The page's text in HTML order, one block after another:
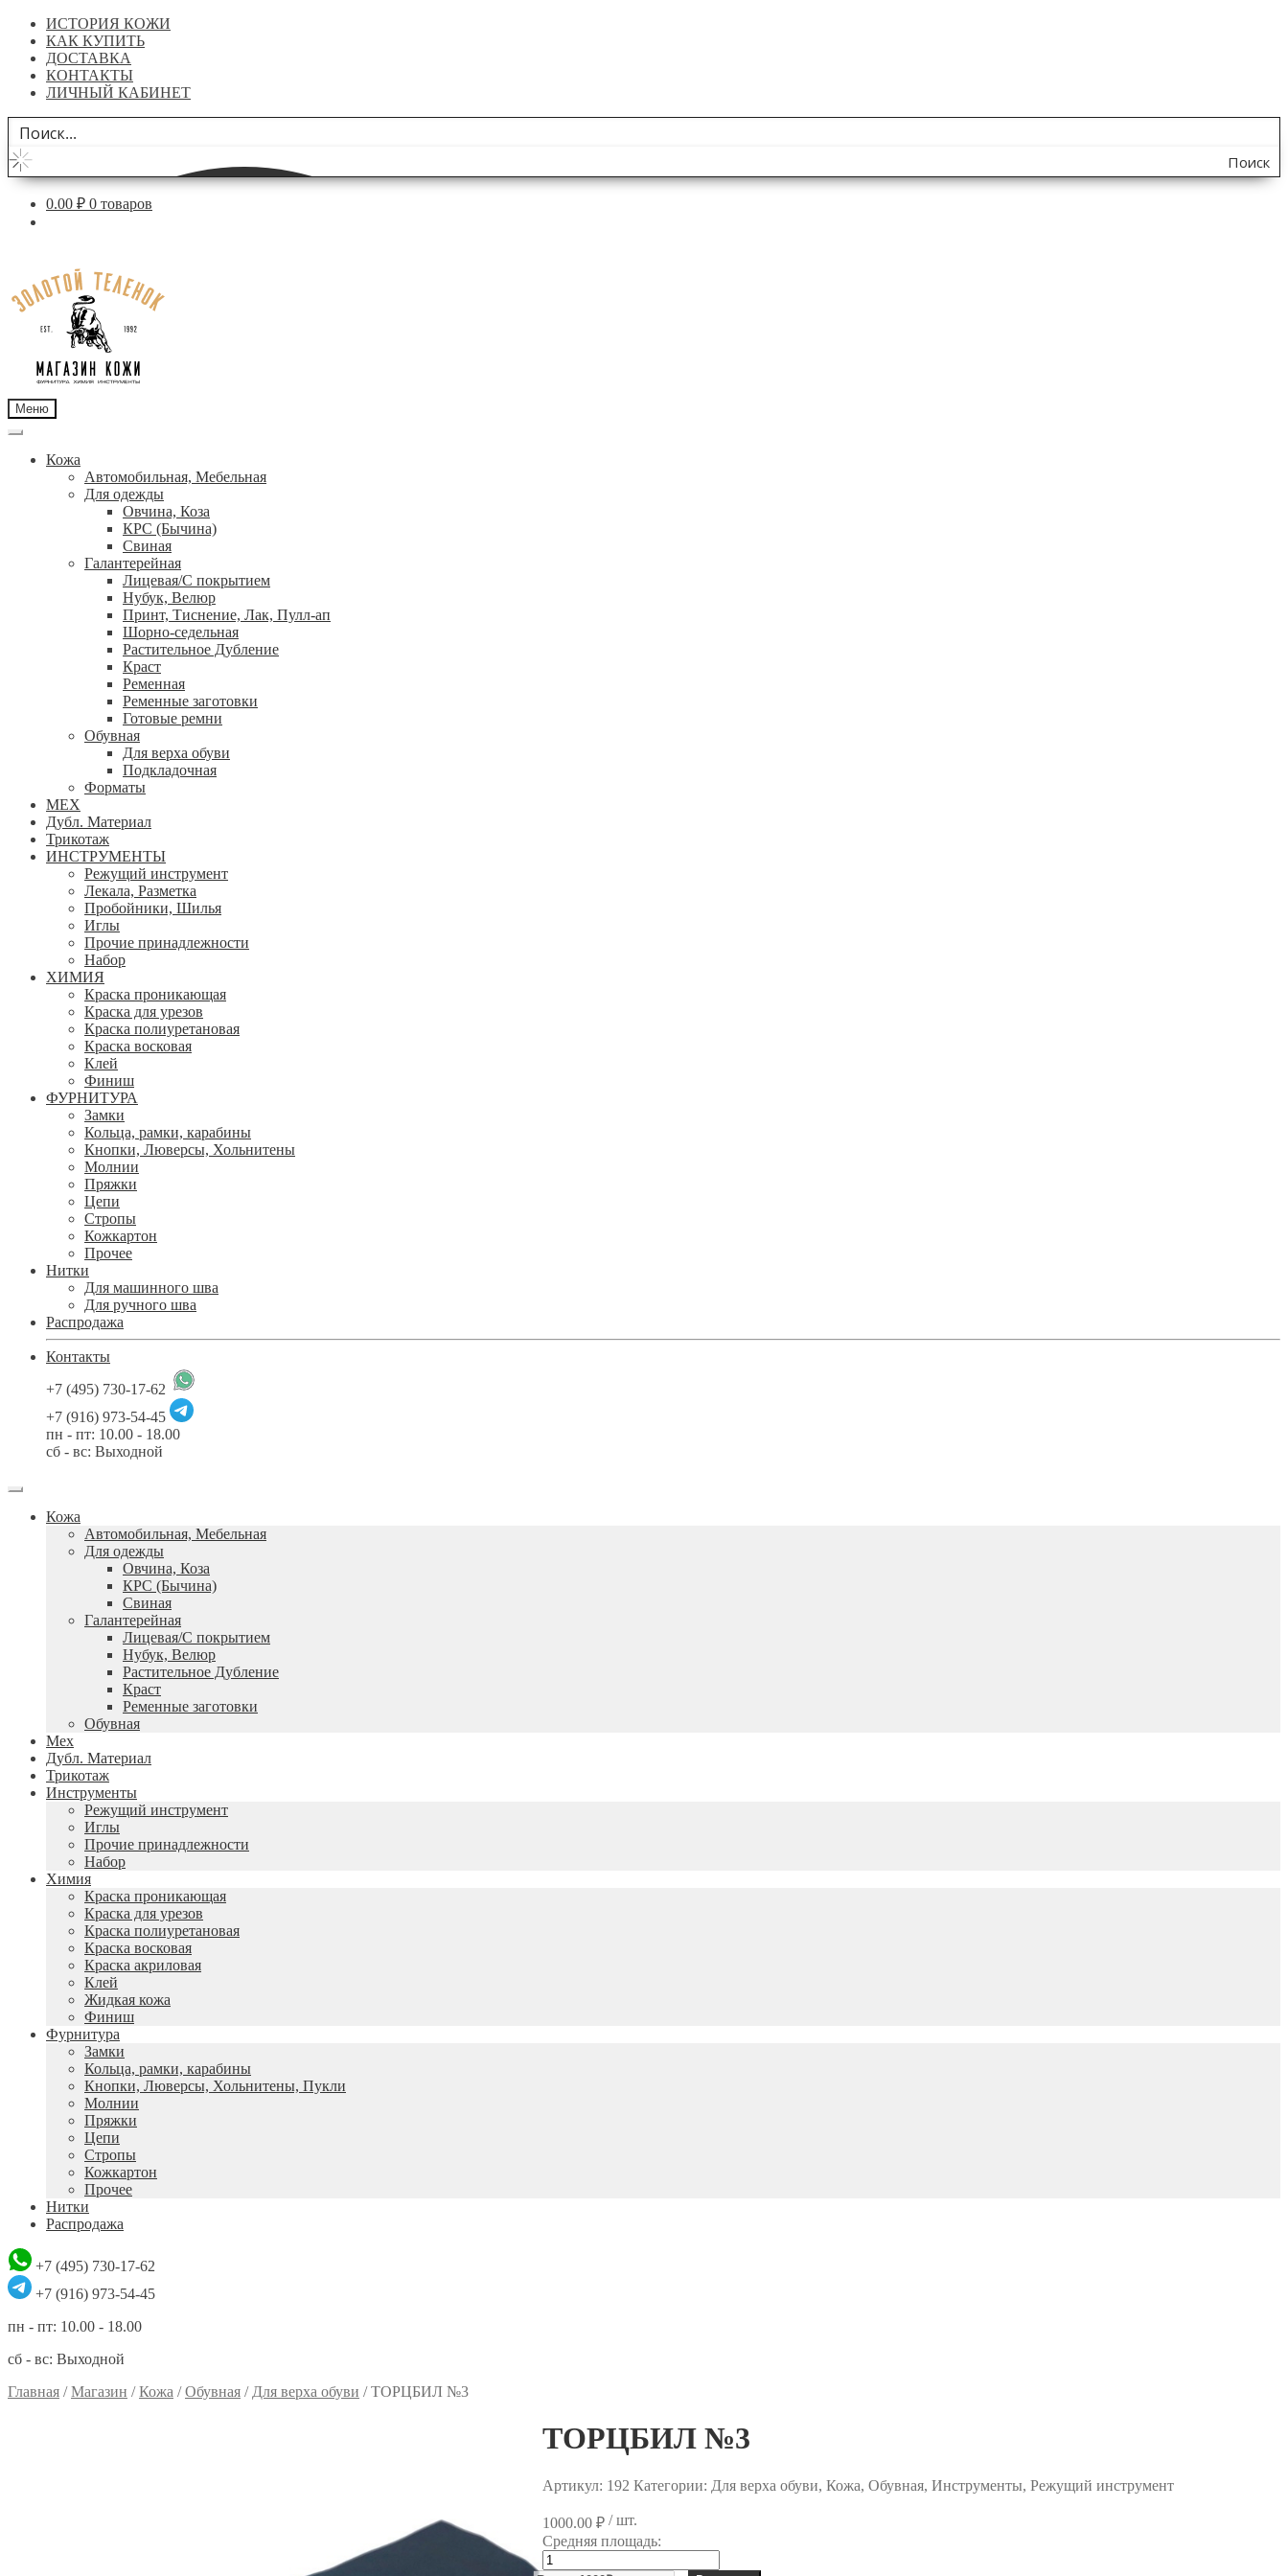
ИСТОРИЯ КОЖИ
КАК КУПИТЬ
ДОСТАВКА
КОНТАКТЫ
ЛИЧНЫЙ КАБИНЕТ
Поиск
по
0.00 ₽ 0 товаров
навигации
содержимому
Меню
Кожа
Автомобильная, Мебельная
Для одежды
Овчина, Коза
КРС (Бычина)
Свиная
Галантерейная
Лицевая/С покрытием
Нубук, Велюр
Принт, Тиснение, Лак, Пулл-ап
Шорно-седельная
Растительное Дубление
Краст
Ременная
Ременные заготовки
Готовые ремни
Обувная
Для верха обуви
Подкладочная
Форматы
МЕХ
Дубл. Материал
Трикотаж
ИНСТРУМЕНТЫ
Режущий инструмент
Лекала, Разметка
Пробойники, Шилья
Иглы
Прочие принадлежности
Набор
ХИМИЯ
Краска проникающая
Краска для урезов
Краска полиуретановая
Краска восковая
Клей
Финиш
ФУРНИТУРА
Замки
Кольца, рамки, карабины
Кнопки, Люверсы, Хольнитены
Молнии
Пряжки
Цепи
Стропы
Кожкартон
Прочее
Нитки
Для машинного шва
Для ручного шва
Распродажа
Контакты
+7 (495) 730-17-62
+7 (916) 973-54-45
пн - пт: 10.00 - 18.00
сб - вс: Выходной
Кожа
Автомобильная, Мебельная
Для одежды
Овчина, Коза
КРС (Бычина)
Свиная
Галантерейная
Лицевая/С покрытием
Нубук, Велюр
Растительное Дубление
Краст
Ременные заготовки
Обувная
Мех
Дубл. Материал
Трикотаж
Инструменты
Режущий инструмент
Иглы
Прочие принадлежности
Набор
Химия
Краска проникающая
Краска для урезов
Краска полиуретановая
Краска восковая
Краска акриловая
Клей
Жидкая кожа
Финиш
Фурнитура
Замки
Кольца, рамки, карабины
Кнопки, Люверсы, Хольнитены, Пукли
Молнии
Пряжки
Цепи
Стропы
Кожкартон
Прочее
Нитки
Распродажа
+7 (495) 730-17-62
+7 (916) 973-54-45
пн - пт: 10.00 - 18.00
сб - вс: Выходной
Главная /Магазин /Кожа /Обувная / Для верха обуви /ТОРЦБИЛ №3
ТОРЦБИЛ №3
Артикул: 192 Категории: Для верха обуви, Кожа, Обувная, Инструменты, Режущий инструмент
1000.00 ₽/ шт.
Средняя площадь:
Количество